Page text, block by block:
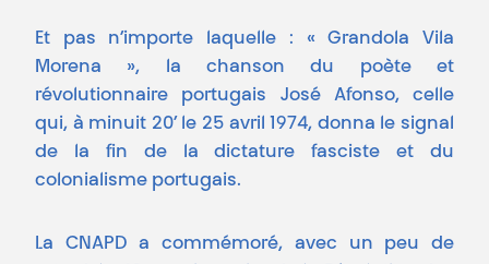
Et pas n’importe laquelle : « Grandola Vila
Morena », la chanson du poète et
révolutionnaire portugais José Afonso, celle
qui, à minuit 20’ le 25 avril 1974, donna le signal
de la fin de la dictature fasciste et du
colonialisme portugais.
La CNAPD a commémoré, avec un peu de